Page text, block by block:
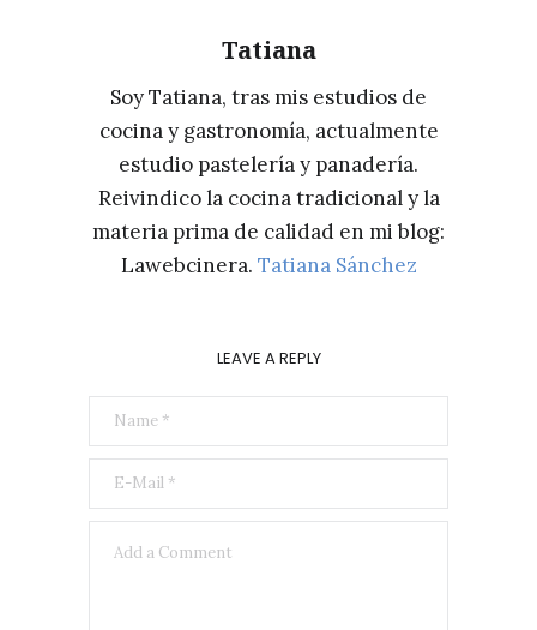
Tatiana
Soy Tatiana, tras mis estudios de
cocina y gastronomía, actualmente
estudio pastelería y panadería.
Reivindico la cocina tradicional y la
materia prima de calidad en mi blog:
Lawebcinera. Tatiana Sánchez
LEAVE A REPLY